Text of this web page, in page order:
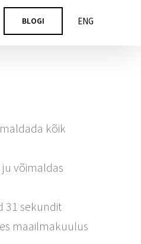
BLOGI ENG
kõik
võimaldas
31 sekundit
maailmakuulus